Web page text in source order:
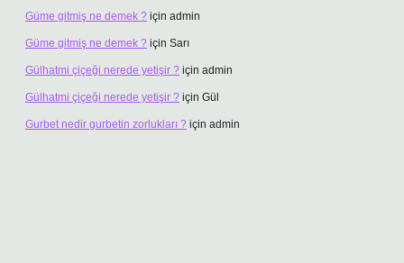
Güme gitmiş ne demek ? için admin
Güme gitmiş ne demek ? için Sarı
Gülhatmi çiçeği nerede yetişir ? için admin
Gülhatmi çiçeği nerede yetişir ? için Gül
Gurbet nedir gurbetin zorlukları ? için admin